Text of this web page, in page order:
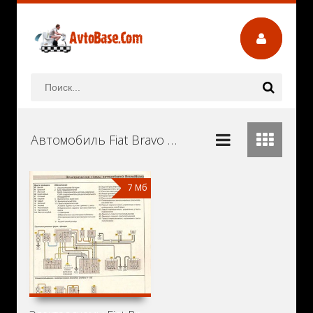
Автомобиль Fiat Bravo Руководства и Инструкции по Ремонту и Эксплуатации Скачать Бесплатно
7 Мб